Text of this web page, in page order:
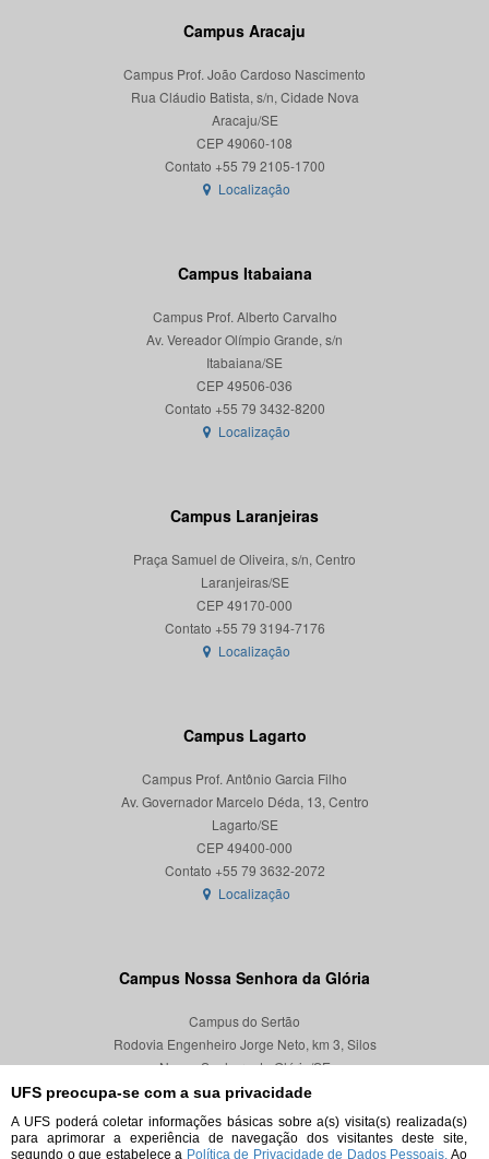
UFS preocupa-se com a sua privacidade
A UFS poderá coletar informações básicas sobre a(s) visita(s) realizada(s)
para aprimorar a experiência de navegação dos visitantes deste site,
segundo o que estabelece a Política de Privacidade de Dados Pessoais. Ao
Campus Aracaju
Campus Prof. João Cardoso Nascimento
Rua Cláudio Batista, s/n, Cidade Nova
Aracaju/SE
CEP 49060-108
Localização
Campus Itabaiana
Campus Prof. Alberto Carvalho
Av. Vereador Olímpio Grande, s/n
Itabaiana/SE
CEP 49506-036
Localização
Campus Laranjeiras
Praça Samuel de Oliveira, s/n, Centro
Laranjeiras/SE
CEP 49170-000
Localização
Campus Lagarto
Campus Prof. Antônio Garcia Filho
Av. Governador Marcelo Déda, 13, Centro
Lagarto/SE
CEP 49400-000
Localização
Campus Nossa Senhora da Glória
Campus do Sertão
Rodovia Engenheiro Jorge Neto, km 3, Silos
Nossa Senhora da Glória/SE
CEP 49680-000
Localização